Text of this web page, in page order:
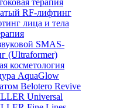
терапия
RF-лифтинг
лица и тела
SMAS-
(Ultraformer)
косметология
AquaGlow
Belotero Revive
Universal